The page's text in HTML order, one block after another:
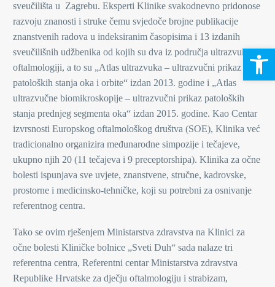
sveučilišta u Zagrebu. Eksperti Klinike svakodnevno pridonose
razvoju znanosti i struke čemu svjedoče brojne publikacije
znanstvenih radova u indeksiranim časopisima i 13 izdanih
sveučilišnih udžbenika od kojih su dva iz područja ultrazvuka u
oftalmologiji, a to su „Atlas ultrazvuka – ultrazvučni prikaz
patoloških stanja oka i orbite“ izdan 2013. godine i „Atlas
ultrazvučne biomikroskopije – ultrazvučni prikaz patoloških
stanja prednjeg segmenta oka“ izdan 2015. godine. Kao Centar
izvrsnosti Europskog oftalmološkog društva (SOE), Klinika već
tradicionalno organizira međunarodne simpozije i tečajeve,
ukupno njih 20 (11 tečajeva i 9 preceptorshipa). Klinika za očne
bolesti ispunjava sve uvjete, znanstvene, stručne, kadrovske,
prostorne i medicinsko-tehničke, koji su potrebni za osnivanje
referentnog centra.
Tako se ovim rješenjem Ministarstva zdravstva na Klinici za
očne bolesti Kliničke bolnice „Sveti Duh“ sada nalaze tri
referentna centra, Referentni centar Ministarstva zdravstva
Republike Hrvatske za dječju oftalmologiju i strabizam,